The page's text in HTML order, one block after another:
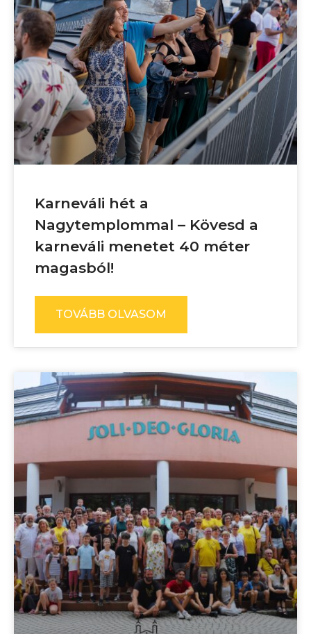
Karneváli hét a
Nagytemplommal – Kövesd a
karneváli menetet 40 méter
magasból!
TOVÁBB OLVASOM